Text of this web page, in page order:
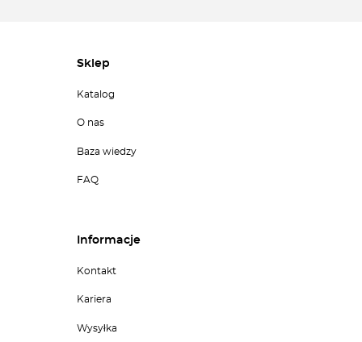
Sklep
Katalog
O nas
Baza wiedzy
FAQ
Informacje
Kontakt
Kariera
Wysyłka